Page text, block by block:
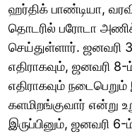
ஹர்திக் பாண்டியா,
தொடரில் பரோடா
செய்துள்ளார். ஜனவரி
எதிராகவும், ஜனவரி
எதிராகவும்
களமிறங்குவார் என்று
இருப்பினும், ஜனவரி